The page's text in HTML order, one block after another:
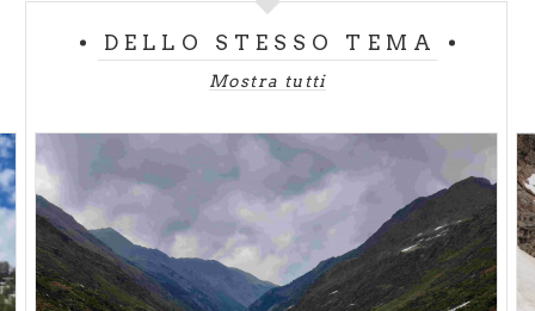
DELLO STESSO TEMA
Mostra tutti